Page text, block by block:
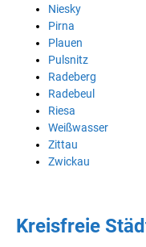
Niesky
Pirna
Plauen
Pulsnitz
Radeberg
Radebeul
Riesa
Weißwasser
Zittau
Zwickau
Kreisfreie